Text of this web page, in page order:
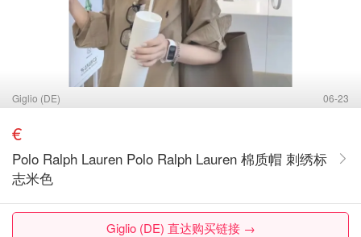
Giglio (DE) 06-23
€
Polo Ralph Lauren Polo Ralph Lauren 棉质帽 刺绣标
志米色
Giglio (DE) 直达购买链接 →